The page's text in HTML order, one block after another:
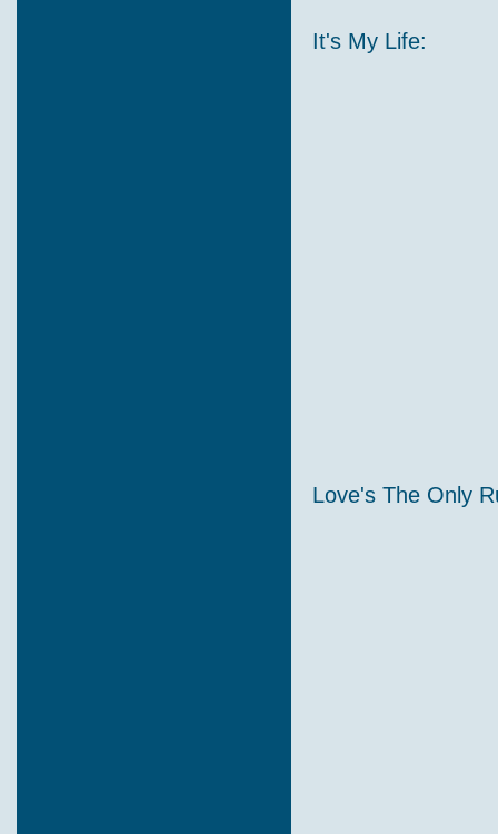
It's My Life:
Love's The Only